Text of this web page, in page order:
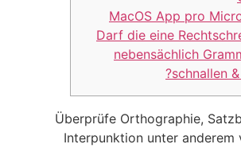
MacOS App pro
Darf die eine
nebensächlich
schnallen
Überprüfe Orthographie,
Interpunktion unter anderem